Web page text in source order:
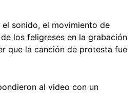
sonido, el movimiento de
los feligreses en la grabación
que la canción de protesta fue
al video con un